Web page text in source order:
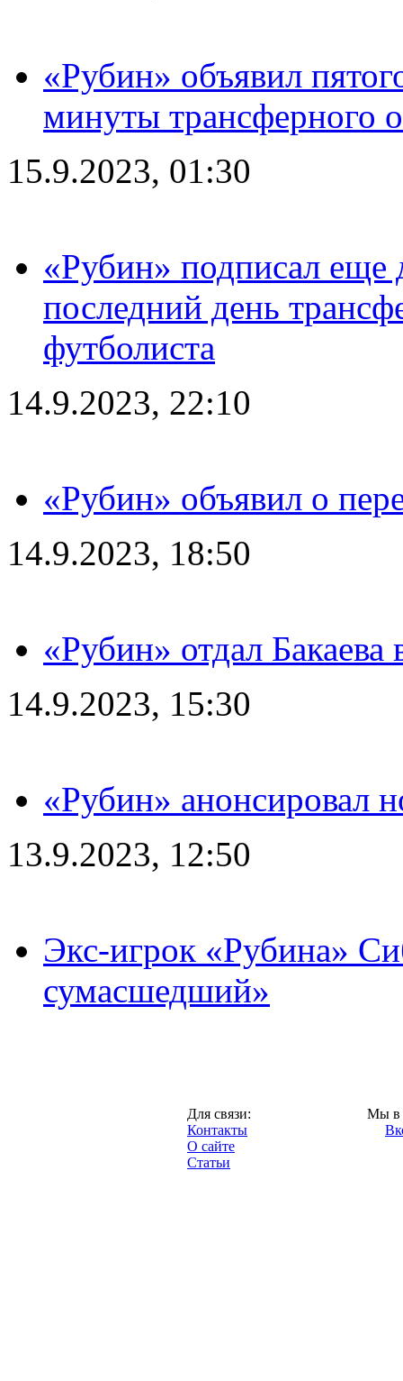
«Рубин» объявил
минуты трансферного
15.9.2023, 01:30
«Рубин» подписал еще
последний день
футболиста
14.9.2023, 22:10
«Рубин» объявил о
14.9.2023, 18:50
«Рубин» отдал
14.9.2023, 15:30
«Рубин» анонсировал
13.9.2023, 12:50
Экс-игрок «Рубина»
сумасшедший»
Для связи:
Контакты
О сайте
Статьи
Мы в